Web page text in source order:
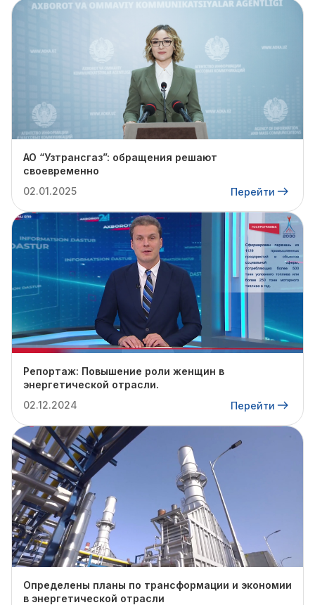
АО “Узтрансгаз”: обращения решают
своевременно
02.01.2025
Перейти
Репортаж: Повышение роли женщин в
энергетической отрасли.
02.12.2024
Перейти
Определены планы по трансформации и экономии
в энергетической отрасли